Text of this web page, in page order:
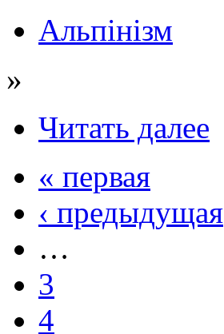
Альпінізм
»
Читать далее
« первая
‹ предыдущая
…
3
4